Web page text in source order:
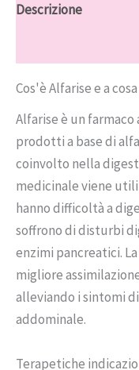
Descrizione
Cos'è Alfarise e a
Alfarise è un
prodotti a base di
coinvolto nella
medicinale viene
hanno difficoltà a
soffrono di disturbi
enzimi pancreatici.
migliore
alleviando i sintomi
addominale.
Terapetiche